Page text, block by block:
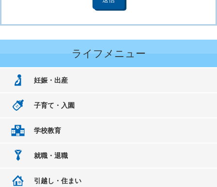
ライフメニュー
妊娠・出産
子育て・入園
学校教育
就職・退職
引越し・住まい